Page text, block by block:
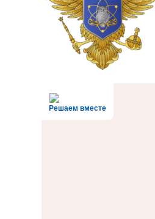
Решаем вместе